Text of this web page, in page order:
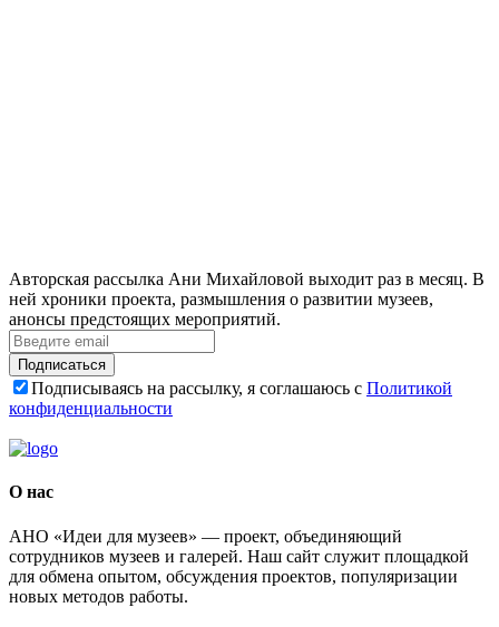
Авторская рассылка Ани Михайловой выходит раз в месяц. В
ней хроники проекта, размышления о развитии музеев,
анонсы предстоящих мероприятий.
Подписаться
Подписываясь на рассылку, я соглашаюсь с Политикой
конфиденциальности
О нас
АНО «Идеи для музеев» — проект, объединяющий
сотрудников музеев и галерей. Наш сайт служит площадкой
для обмена опытом, обсуждения проектов, популяризации
новых методов работы.